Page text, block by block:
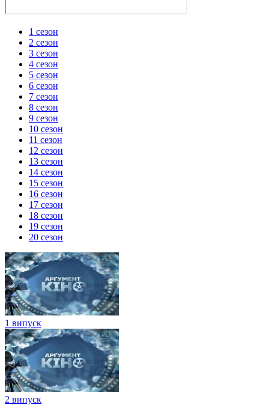
1 сезон
2 сезон
3 сезон
4 сезон
5 сезон
6 сезон
7 сезон
8 сезон
9 сезон
10 сезон
11 сезон
12 сезон
13 сезон
14 сезон
15 сезон
16 сезон
17 сезон
18 сезон
19 сезон
20 сезон
1 випуск
2 випуск